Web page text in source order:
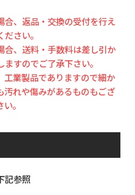
合、返品・交換の受付を行え
さい。
合、送料・手数料は差し引か
すのでご了承下さい。
工業製品でありますので細か
汚れや傷みがあるものもござ
。
記参照